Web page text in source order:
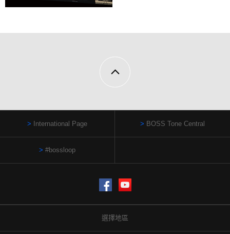
International Page BOSS Tone Central
#bossloop
Facebook
選擇地區